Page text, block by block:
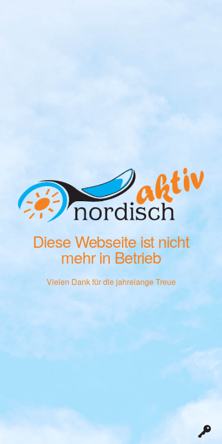
Diese Webseite ist nicht
mehr in Betrieb
Vielen Dank für die jahrelange Treue